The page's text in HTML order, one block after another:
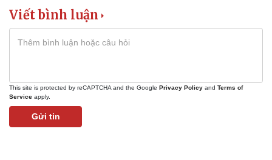
Viết bình luận
This site is protected by reCAPTCHA and the Google Privacy Policy and Terms of
Service apply.
Gửi tin